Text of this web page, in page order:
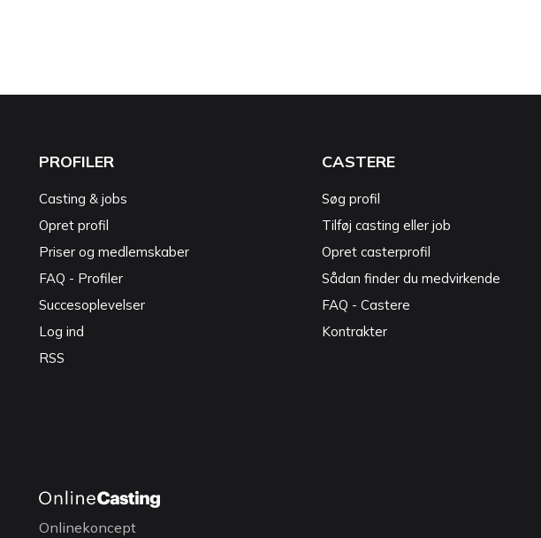
PROFILER
Casting & jobs
Opret profil
Priser og medlemskaber
FAQ - Profiler
Succesoplevelser
Log ind
RSS
CASTERE
Søg profil
Tilføj casting eller job
Opret casterprofil
Sådan finder du medvirkende
FAQ - Castere
Kontrakter
Onlinekoncept